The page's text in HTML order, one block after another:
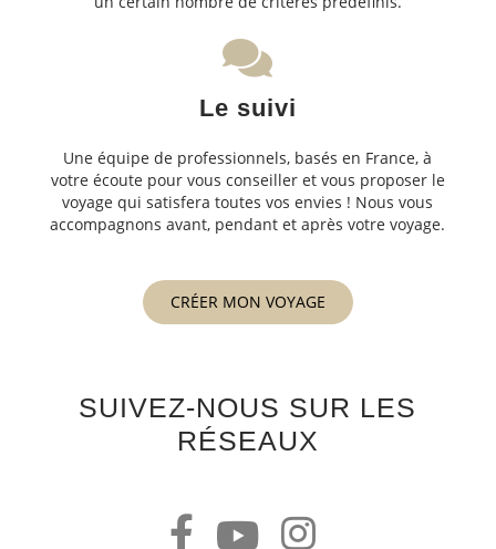
Le suivi
Une équipe de professionnels, basés en France, à
votre écoute pour vous conseiller et vous proposer le
voyage qui satisfera toutes vos envies ! Nous vous
accompagnons avant, pendant et après votre voyage.
CRÉER MON VOYAGE
SUIVEZ-NOUS SUR LES
RÉSEAUX